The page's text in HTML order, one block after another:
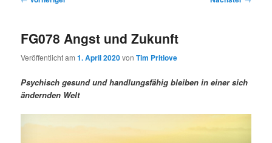
r
m
ä
e
u
n
t
a
s
n
a
v
FG078 Angst und Zukunft
Veröffentlicht am1. April 2020vonTim Pritlove
Psychisch gesund und handlungsfähig bleiben in einer sich
ändernden Welt